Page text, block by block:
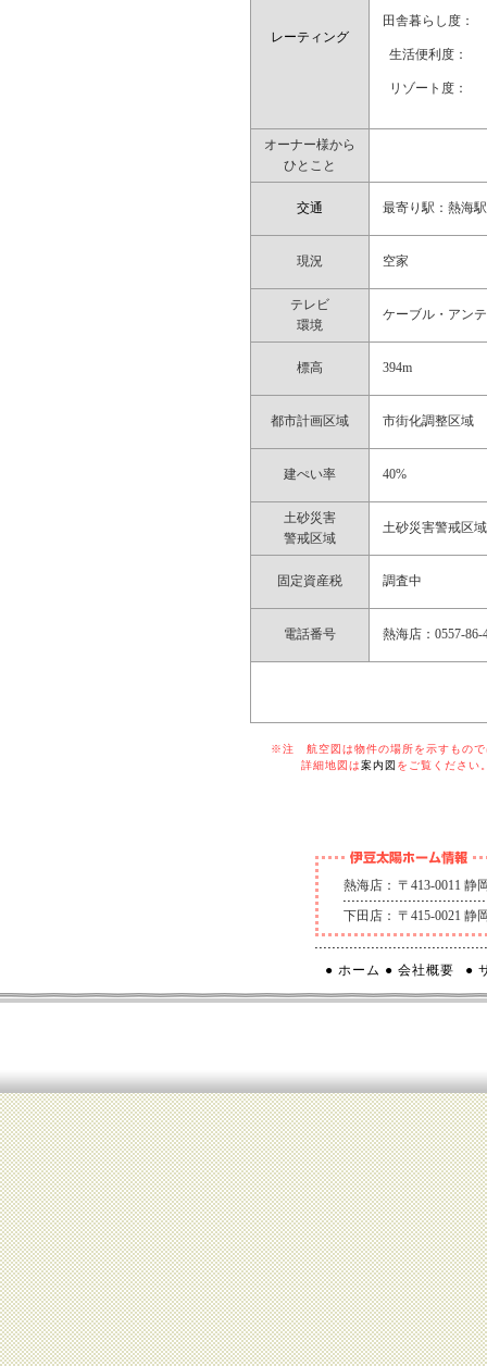
レーティング
田舎暮らし度：
生活便利度：
リゾート度：
オーナー様から
ひとこと
交通 最寄り駅：熱
現況 空家
テレビ
環境
ケーブル・アン
標高 394m
都市計画区域 市街化調整区域
建ぺい率 40%
土砂災害
警戒区域
土砂災害警戒区
固定資産税 調査中
電話番号 熱海店：0557-86-
※注 航空図は物件の場所を示すものでは
詳細地図は案内図 をご覧ください
熱海店： 〒413-0011 静
下田店： 〒415-0021 静
● ホーム ● 会社概要 ●